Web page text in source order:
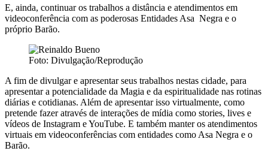
E, ainda, continuar os trabalhos a distância e atendimentos em
videoconferência com as poderosas Entidades Asa Negra e o
próprio Barão.
Foto: Divulgação/Reprodução
A fim de divulgar e apresentar seus trabalhos nestas cidade, para
apresentar a potencialidade da Magia e da espiritualidade nas rotinas
diárias e cotidianas. Além de apresentar isso virtualmente, como
pretende fazer através de interações de mídia como stories, lives e
vídeos de Instagram e YouTube. E também manter os atendimentos
virtuais em videoconferências com entidades como Asa Negra e o
Barão.